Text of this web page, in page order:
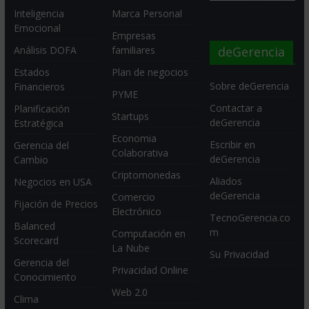
Inteligencia
Emocional
Análisis DOFA
Estados
Financieros
Planificación
Estratégica
Gerencia del
Cambio
Negocios en USA
Fijación de Precios
Balanced
Scorecard
Gerencia del
Conocimiento
Clima
Marca Personal
Empresas
familiares
Plan de negocios
PYME
Startups
Economia
Colaborativa
Criptomonedas
Comercio
Electrónico
Computación en
La Nube
Privacidad Online
Web 2.0
deGerencia
Sobre deGerencia
Contactar a
deGerencia
Escribir en
deGerencia
Aliados
deGerencia
TecnoGerencia.co
m
Su Privacidad